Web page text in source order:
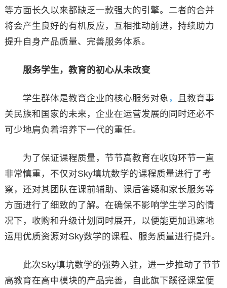
等方面长久以来都缺乏一款强大的引擎。二者的合并
将会产生良好的有机反应，互相推动前进，持续助力
提升自身产品质量、完善服务体系。
服务学生，教育的初心从未改变
学生群体是教育企业的核心服务对象 ，
且教育事
关民族和国家的未来，企业在运营发展的同时还必不
可少地肩负着培养下一代的重任。
为了保证课程质量，节节高教育在收购环节一直
非常慎重，不仅对Sky填坑数学的课程质量进行了考
察，还对其团队在课前辅助、课后答疑和家长服务等
方面进行了细致的了解。在确保不影响学生学习的情
况下，收购和升级计划同时展开，以便能更加迅速地
运用优质资源对Sky数学的课程、服务质量进行提升。
此次Sky填坑数学的强势入驻，进一步推动了节节
高教育在高中模块的产品完善，自此旗下蹊径课堂便